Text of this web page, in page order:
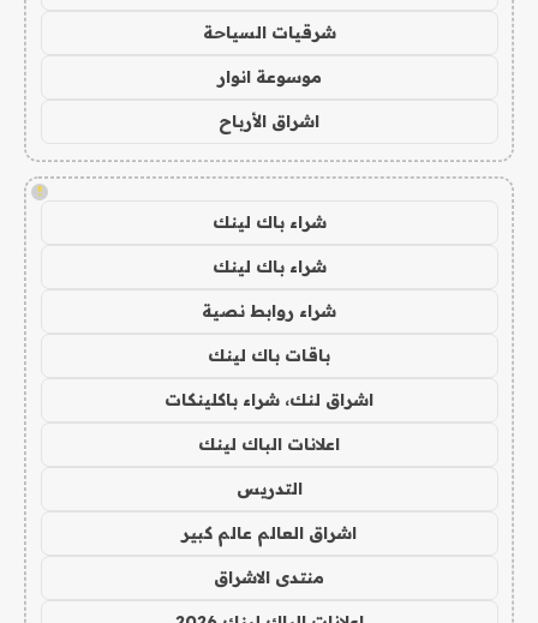
شرقيات السياحة
موسوعة انوار
اشراق الأرباح
!
شراء باك لينك
شراء باك لينك
شراء روابط نصية
باقات باك لينك
اشراق لنك، شراء باكلينكات
اعلانات الباك لينك
التدريس
اشراق العالم عالم كبير
منتدى الاشراق